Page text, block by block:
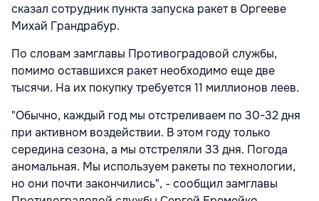
сказал сотрудник пункта запуска ракет в Оргееве
Михай Грандрабур.
По словам замглавы Противоградовой службы,
помимо оставшихся ракет необходимо еще две
тысячи. На их покупку требуется 11 миллионов леев.
"Обычно, каждый год мы отстреливаем по 30-32 дня
при активном воздействии. В этом году только
середина сезона, а мы отстреляли 33 дня. Погода
аномальная. Мы используем ракеты по технологии,
но они почти закончились", - сообщил замглавы